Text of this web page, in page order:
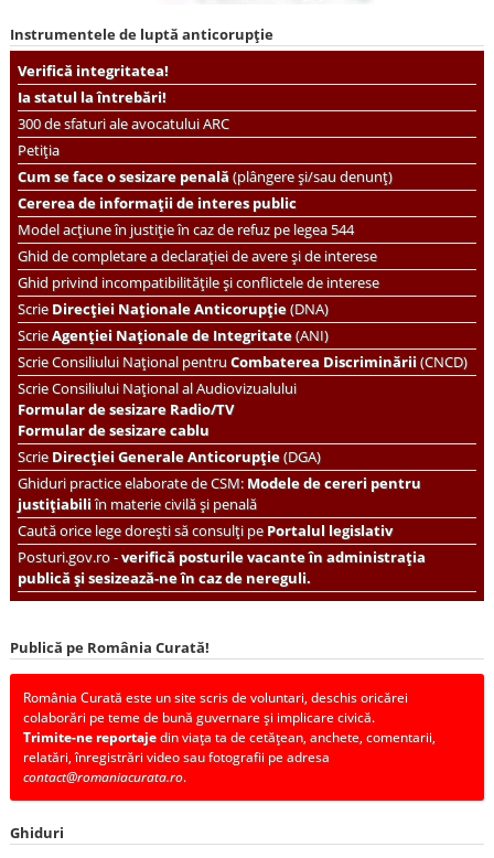
Instrumentele de luptă anticorupție
Verifică integritatea!
Ia statul la întrebări!
300 de sfaturi ale avocatului ARC
Petiția
Cum se face o sesizare penală(plângere și/sau denunț)
Cererea de informații de interes public
Model acțiune în justiție în caz de refuz pe legea 544
Ghid de completare a declarației de avere și de interese
Ghid privind incompatibilitățile și conflictele de interese
ScrieDirecției Naționale Anticorupție(DNA)
ScrieAgenției Naționale de Integritate(ANI)
ScrieConsiliului Național pentruCombaterea Discriminării(CNCD)
Scrie Consiliului Național al Audiovizualului
Formular de sesizare Radio/TV
Formular de sesizare cablu
ScrieDirecției Generale Anticorupție(DGA)
Ghiduri practice elaborate de CSM: Modele de cereri pentru
justițiabiliîn materie civilă și penală
Caută orice lege dorești să consulți pePortalul legislativ
Posturi.gov.ro -verifică posturile vacante în administrația
publică și sesizează-ne în caz de nereguli.
Publică pe România Curată!
România Curată este un site scris de voluntari, deschis oricărei
colaborări pe teme de bună guvernare și implicare civică.
Trimite-ne reportajedin viața ta de cetățean, anchete, comentarii,
relatări, înregistrări video sau fotografii pe adresa
contact@romaniacurata.ro.
Ghiduri